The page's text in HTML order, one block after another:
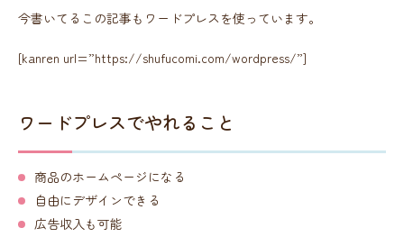
今書いてるこの記事もワードプレスを使っています。
[kanren url=”https://shufucomi.com/wordpress/”]
ワードプレスでやれること
商品のホームページになる
自由にデザインできる
広告収入も可能